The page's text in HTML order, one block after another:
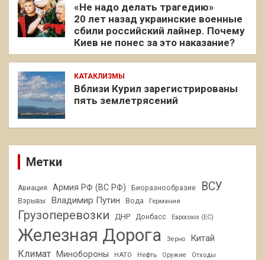
«Не надо делать трагедию»
20 лет назад украинские военные
сбили российский лайнер. Почему
Киев не понес за это наказание?
КАТАКЛИЗМЫ
Вблизи Курил зарегистрированы
пять землетрясений
Метки
Авиация Армия РФ (ВС РФ) Биоразнообразие ВСУ
Взрывы Владимир Путин Вода Германия
Грузоперевозки ДНР Донбасс Евросоюз (ЕС)
Железная Дорога Зерно Китай
Климат Минобороны НАТО Нефть Оружие Отходы